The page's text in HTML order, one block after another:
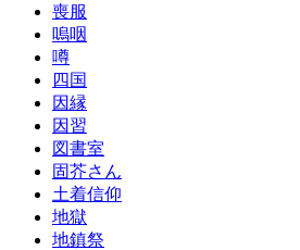
喪服
嗚咽
噂
四国
因縁
因習
図書室
固芥さん
土着信仰
地獄
地鎮祭